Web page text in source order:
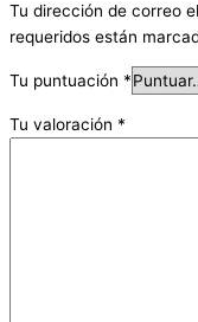
Tu dirección de correo
requeridos están
Tu puntuación *
Tu valoración *